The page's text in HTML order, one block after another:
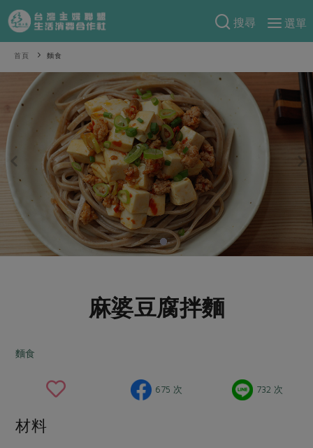
搜尋
選單
產品分類
當季蔬果
一籃菜 當令水果
蕈菇類
辛香料類
奶蛋豆・五穀
蛋 乳製品
豆製品 米麵雜糧
水產
調理食材・點心
休閒零嘴
食譜料理
食材
海鮮
常備菜
湯品．鍋物
特別企畫
預購活動
把最好的台灣味帶回家！
防災用品預購圓滿結束
2026年端午節預購圓滿結束
更多預購活動
合作25-精選產品第四彈
合作25-精選產品第三彈
綠主張
觀點文章
主婦食堂 一籃菜真心話
社內大小事 合作聯合國
親子食育
關注議題
減硝酸鹽 惜食
廢核運動
關於合作社
認識合作社
關於我們
產品檢驗
自主把關
硝酸鹽檢驗
重要公告
首頁 麵食
麻婆豆腐拌麵
麵食
675 次 732 次
材料